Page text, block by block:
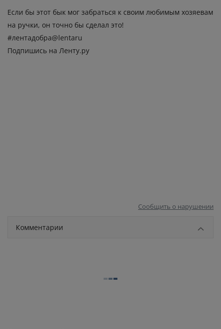
Если бы этот бык мог забраться к своим любимым хозяевам
на ручки, он точно бы сделал это!
#лентадобра@lentaru
Подпишись на Ленту.ру
Сообщить о нарушении
Комментарии